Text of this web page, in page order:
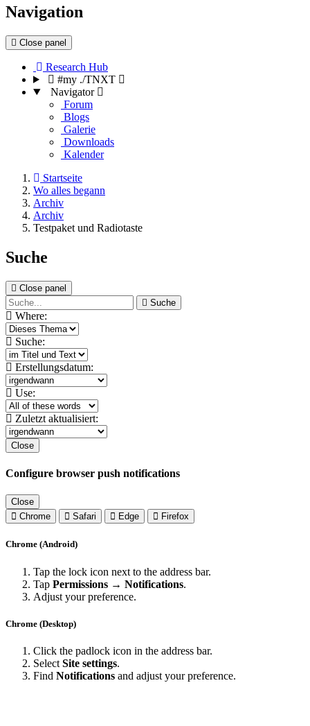
Navigation
Close panel
Research Hub
#my ./TNXT
Navigator
Forum
Blogs
Galerie
Downloads
Kalender
Startseite
Wo alles begann
Archiv
Archiv
Testpaket und Radiotaste
Suche
Close panel
Suche
Where:
Suche:
Erstellungsdatum:
Use:
Zuletzt aktualisiert:
Close
Configure browser push notifications
Close
Chrome
Safari Edge Firefox
Chrome (Android)
Tap the lock icon next to the address bar.
Tap Permissions → Notifications.
Adjust your preference.
Chrome (Desktop)
Click the padlock icon in the address bar.
Select Site settings.
Find Notifications and adjust your preference.